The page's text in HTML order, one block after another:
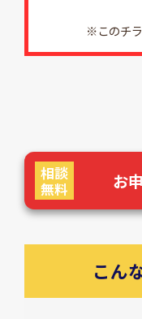
※このチラ
お
相談
無料
こん